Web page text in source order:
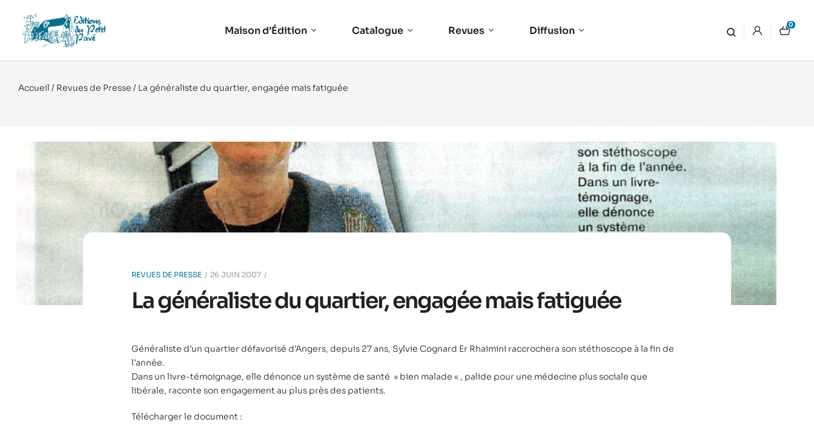
Maison d’Édition Catalogue Revues Diffusion 0
Accueil / Revues de Presse / La généraliste du quartier, engagée mais fatiguée
REVUES DE PRESSE 26 JUIN 2007
La généraliste du quartier, engagée mais fatiguée
Généraliste d’un quartier défavorisé d’Angers, depuis 27 ans, Sylvie Cognard Er Rhaimini raccrochera son stéthoscope à la fin de
l’année.
Dans un livre-témoignage, elle dénonce un système de santé » bien malade « , palide pour une médecine plus sociale que
libérale, raconte son engagement au plus près des patients.
Télécharger le document :